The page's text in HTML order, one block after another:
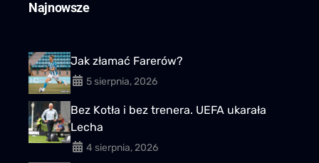
Najnowsze
Jak złamać Farerów?
5 sierpnia, 2026
Bez Kotła i bez trenera. UEFA ukarała
Lecha
4 sierpnia, 2026